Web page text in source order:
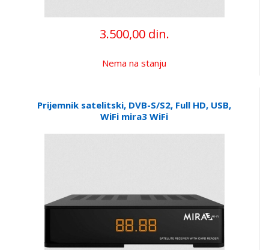
3.500,00 din.
Nema na stanju
Prijemnik satelitski, DVB-S/S2, Full HD, USB,
WiFi mira3 WiFi